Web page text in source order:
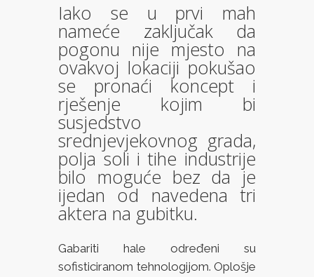
Iako se u prvi mah
nameće zaključak da
pogonu nije mjesto na
ovakvoj lokaciji pokušao
se pronaći koncept i
rješenje kojim bi
susjedstvo
srednjevjekovnog grada,
polja soli i tihe industrije
bilo moguće bez da je
ijedan od navedena tri
aktera na gubitku.
Gabariti hale određeni su
sofisticiranom tehnologijom. Oplošje